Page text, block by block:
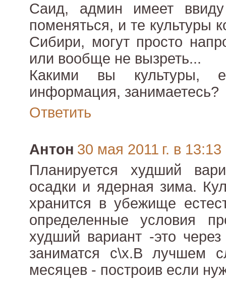
Саид, админ имеет
поменяться, и те культуры
Сибири, могут просто
или вообще не вызреть...
Какими вы культуры,
информация, занимаетесь?
Ответить
Антон 30 мая 2011 г. в 13:13
Планируется худший
осадки и ядерная зима.
хранится в убежище
определенные условия
худший вариант -это
заниматся с\х.В лучшем
месяцев - построив если